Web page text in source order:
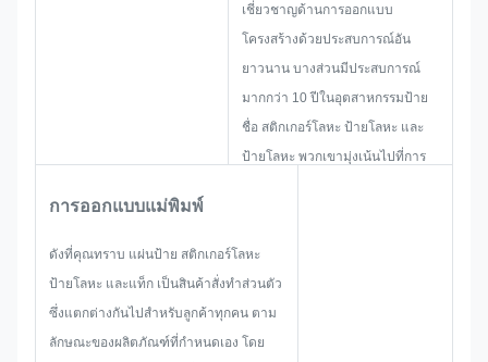
เชี่ยวชาญด้านการออกแบบ
โครงสร้างด้วยประสบการณ์อัน
ยาวนาน บางส่วนมีประสบการณ์
มากกว่า 10 ปีในอุตสาหกรรมป้าย
ชื่อ สติกเกอร์โลหะ ป้ายโลหะ และ
ป้ายโลหะ พวกเขามุ่งเน้นไปที่การ
ตอบสนองลูกค้าได้
การออกแบบแม่พิมพ์
ดังที่คุณทราบ แผ่นป้าย สติกเกอร์โลหะ
ป้ายโลหะ และแท็ก เป็นสินค้าสั่งทำส่วนตัว
ซึ่งแตกต่างกันไปสำหรับลูกค้าทุกคน ตาม
ลักษณะของผลิตภัณฑ์ที่กำหนดเอง โดย